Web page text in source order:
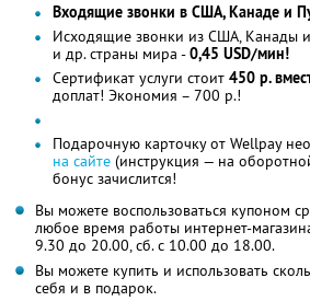
Входящие звонки в США, Канаде и
Исходящие звонки из США, Канады
и др. страны мира -0,45 USD/мин!
Сертификат услуги стоит 450 р.
доплат! Экономия – 700 р.!
Подарочную карточку от Wellpay
на сайте (инструкция — на
бонус зачислится!
Вы можете воспользоваться купоном
любое время работы интернет-
9.30 до 20.00, сб. с 10.00 до 18.00.
Вы можете купить и использовать
себя и в подарок.